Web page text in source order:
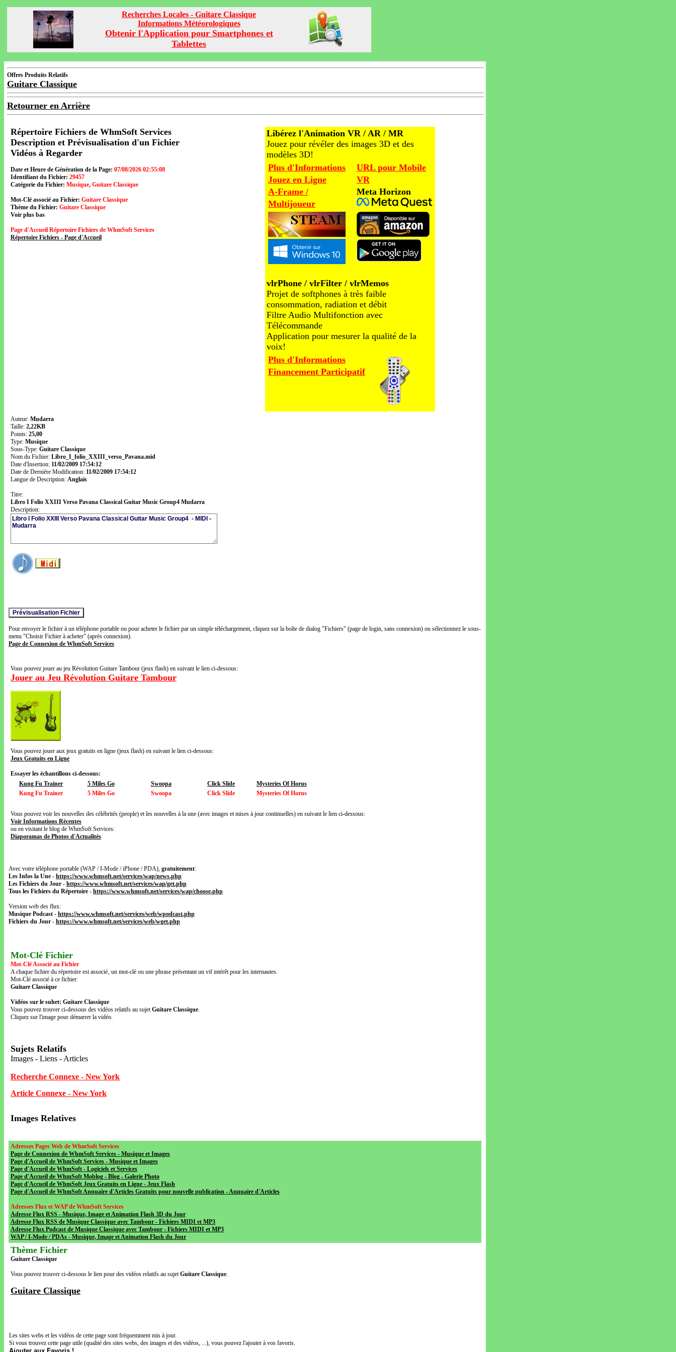
Recherches Locales - Guitare Classique
Informations Météorologiques
Obtenir l'Application pour Smartphones et
Tablettes
Offres Produits Relatifs
Guitare Classique
Retourner en Arrière
Répertoire Fichiers de WhmSoft Services
Description et Prévisualisation d'un Fichier
Vidéos à Regarder
Date et Heure de Génération de la Page: 07/08/2026 02:55:08
Identifiant du Fichier: 29457
Catégorie du Fichier: Musique, Guitare Classique
Mot-Clé associé au Fichier: Guitare Classique
Thème du Fichier: Guitare Classique
Voir plus bas
Page d'Accueil Répertoire Fichiers de WhmSoft Services
Répertoire Fichiers - Page d'Accueil
Libérez l'Animation VR / AR / MR
Jouez pour révéler des images 3D et des
modèles 3D!
Plus d'Informations
Jouez en Ligne
A-Frame /
Multijoueur
URL pour Mobile
VR
Meta Horizon
vlrPhone / vlrFilter / vlrMemos
Projet de softphones à très faible
consommation, radiation et débit
Filtre Audio Multifonction avec
Télécommande
Application pour mesurer la qualité de la
voix!
Plus d'Informations
Financement Participatif
Auteur: Mudarra
Taille: 2,22KB
Points: 25,00
Type: Musique
Sous-Type: Guitare Classique
Nom du Fichier: Libro_I_folio_XXIII_verso_Pavana.mid
Date d'Insertion: 11/02/2009 17:54:12
Date de Dernière Modification: 11/02/2009 17:54:12
Langue de Description: Anglais
Titre:
Libro I Folio XXIII Verso Pavana Classical Guitar Music Group4 Mudarra
Description:
Pour envoyer le fichier à un téléphone portable ou pour acheter le fichier par un simple téléchargement, cliquez sur la boîte de dialog "Fichiers" (page de login, sans connexion) ou sélectionnez le sous-
menu "Choisir Fichier à acheter" (après connexion).
Page de Connexion de WhmSoft Services
Vous pouvez jouer au jeu Révolution Guitare Tambour (jeux flash) en suivant le lien ci-dessous:
Jouer au Jeu Révolution Guitare Tambour
Vous pouvez jouer aux jeux gratuits en ligne (jeux flash) en suivant le lien ci-dessous:
Jeux Gratuits en Ligne
Essayer les échantillons ci-dessous:
Kung Fu Trainer
5 Miles Go Swoopa Click Slide
Mysteries Of Horus
Kung Fu Trainer
5 Miles Go Swoopa Click Slide Mysteries Of Horus
Vous pouvez voir les nouvelles des célébrités (people) et les nouvelles à la une (avec images et mises à jour continuelles) en suivant le lien ci-dessous:
Voir Informations Récentes
ou en visitant le blog de WhmSoft Services:
Diaporamas de Photos d'Actualités
Avec votre téléphone portable (WAP / I-Mode / iPhone / PDA), gratuitement:
Les Infos la Une - https://www.whmsoft.net/services/wap/news.php
Les Fichiers du Jour - https://www.whmsoft.net/services/wap/get.php
Tous les Fichiers du Répertoire - https://www.whmsoft.net/services/wap/choose.php
Version web des flux:
Musique Podcast - https://www.whmsoft.net/services/web/wpodcast.php
Fichiers du Jour - https://www.whmsoft.net/services/web/wget.php
Mot-Clé Fichier
Mot-Clé Associé au Fichier
A chaque fichier du répertoire est associé‚ un mot-clé ou une phrase présentant un vif intérêt pour les internautes.
Mot-Clé associé à ce fichier:
Guitare Classique
Vidéos sur le suhet: Guitare Classique
Vous pouvez trouver ci-dessous des vidéos relatifs au sujetGuitare Classique.
Cliquez sur l'image pour démarrer la vidéo.
Sujets Relatifs
Images - Liens - Articles
Recherche Connexe - New York
Article Connexe - New York
Images Relatives
Adresses Pages Web de WhmSoft Services
Page de Connexion de WhmSoft Services - Musique et Images
Page d'Accueil de WhmSoft Services - Musique et Images
Page d'Accueil de WhmSoft - Logiciels et Services
Page d'Accueil de WhmSoft Moblog - Blog - Galerie Photo
Page d'Accueil de WhmSoft Jeux Gratuits en Ligne - Jeux Flash
Page d'Accueil de WhmSoft Annuaire d'Articles Gratuits pour nouvelle publication - Annuaire d'Articles
Adresses Flux et WAP de WhmSoft Services
Adresse Flux RSS - Musique, Image et Animation Flash 3D du Jour
Adresse Flux RSS de Musique Classique avec Tambour - Fichiers MIDI et MP3
Adresse Flux Podcast de Musique Classique avec Tambour - Fichiers MIDI et MP3
WAP / I-Mode / PDAs - Musique, Image et Animation Flash du Jour
Thème Fichier
Guitare Classique
Vous pouvez trouver ci-dessous le lien pour des vidéos relatifs au sujetGuitare Classique.
Guitare Classique
Les sites webs et les vidéos de cette page sont fréquemment mis à jour.
Si vous trouvez cette page utile (qualité des sites webs, des images et des vidéos, ...), vous pouvez l'ajouter à vos favoris.